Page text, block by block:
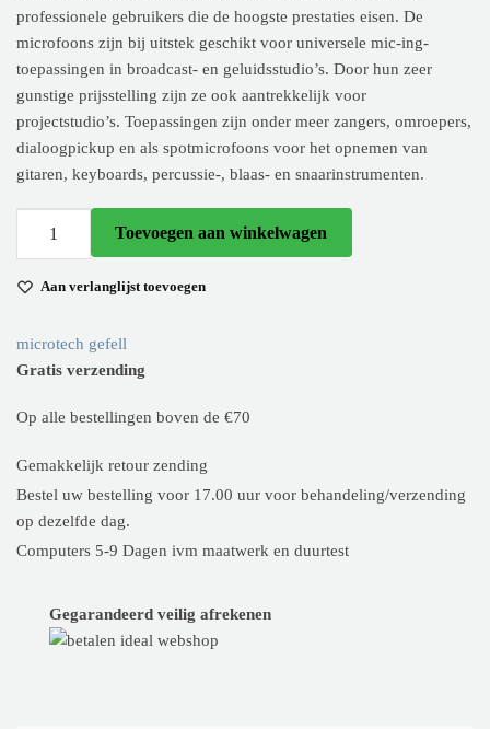
professionele gebruikers die de hoogste prestaties eisen. De
microfoons zijn bij uitstek geschikt voor universele mic-ing-
toepassingen in broadcast- en geluidsstudio’s. Door hun zeer
gunstige prijsstelling zijn ze ook aantrekkelijk voor
projectstudio’s. Toepassingen zijn onder meer zangers, omroepers,
dialoogpickup en als spotmicrofoons voor het opnemen van
gitaren, keyboards, percussie-, blaas- en snaarinstrumenten.
Toevoegen aan winkelwagen
Aan verlanglijst toevoegen
microtech gefell
Gratis verzending
Op alle bestellingen boven de €70
Gemakkelijk retour zending
Bestel uw bestelling voor 17.00 uur voor behandeling/verzending
op dezelfde dag.
Computers 5-9 Dagen ivm maatwerk en duurtest
Gegarandeerd veilig afrekenen